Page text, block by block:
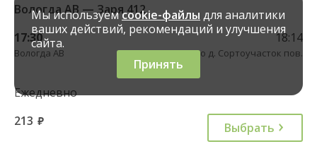
Вологда АВ — Заря 412
17:30
Вологда АВ
18:14
Дулепово д. Сортоучасток пов.
Ежедневно
213 руб. Выбрать
Мы используемcookie-файлы для аналитики
ваших действий, рекомендаций и улучшения
сайта.
Принять